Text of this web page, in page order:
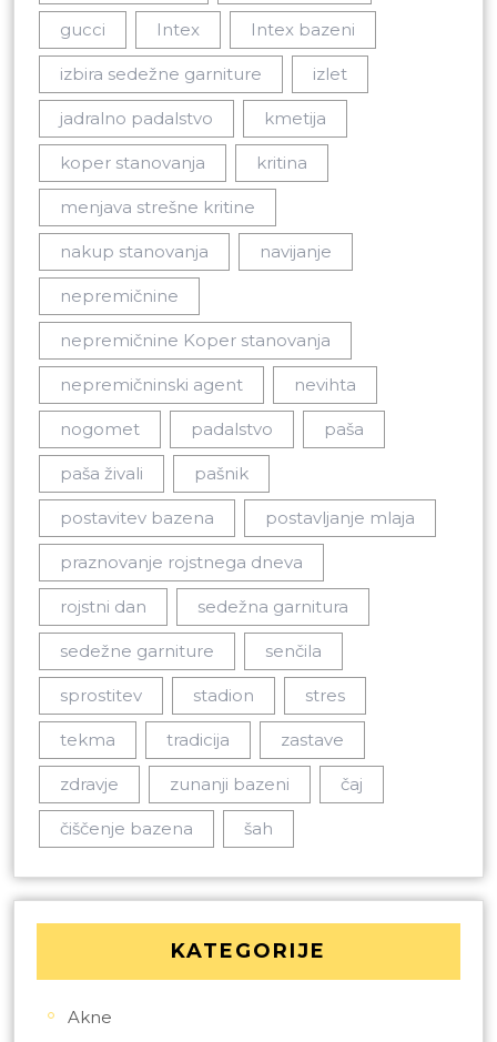
gucci Intex Intex bazeni
izbira sedežne garniture izlet
jadralno padalstvo kmetija
koper stanovanja kritina
menjava strešne kritine
nakup stanovanja navijanje
nepremičnine
nepremičnine Koper stanovanja
nepremičninski agent nevihta
nogomet padalstvo paša
paša živali pašnik
postavitev bazena postavljanje mlaja
praznovanje rojstnega dneva
rojstni dan sedežna garnitura
sedežne garniture senčila
sprostitev stadion stres
tekma tradicija zastave
zdravje zunanji bazeni čaj
čiščenje bazena šah
KATEGORIJE
Akne